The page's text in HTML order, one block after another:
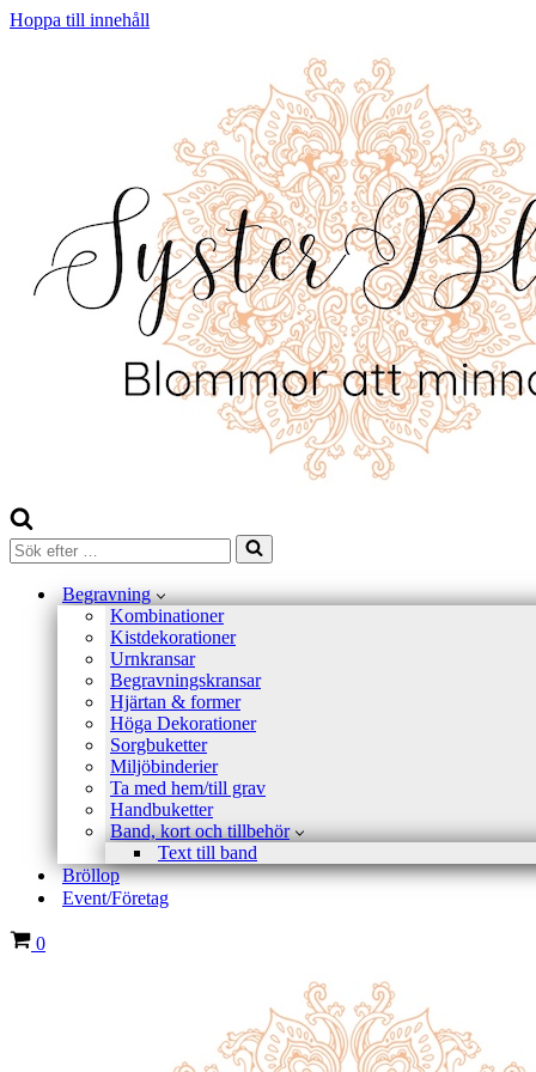
Hoppa till innehåll
Sök
efter
Begravning
Kombinationer
Kistdekorationer
Urnkransar
Begravningskransar
Hjärtan & former
Höga Dekorationer
Sorgbuketter
Miljöbinderier
Ta med hem/till grav
Handbuketter
Band, kort och tillbehör
Text till band
Bröllop
Event/Företag
Varukorg
0